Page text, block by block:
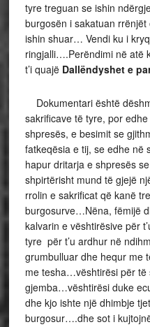
tyre treguan se ishin
burgosën i sakatuan
ishin shuar… Vendi ku i
ringjalli….Perëndimi në atë
t’i quajë Dallëndyshet e
Dokumentari është
sakrificave të tyre, por
shpresës, e besimit se
fatkeqësia e tij, se edhe në
hapur dritarja e shpresës
shpirtërisht mund të gjejë
rrolin e sakrificat që kanë
burgosurve…Nëna, fëmijë
kalvarin e vështirësive për
tyre për t’u ardhur në
grumbulluar dhe hequr me
me tesha…vështirësi për të
gjemba…vështirësi duke
dhe kjo ishte një dhimbje
burgosur….dhe sot i